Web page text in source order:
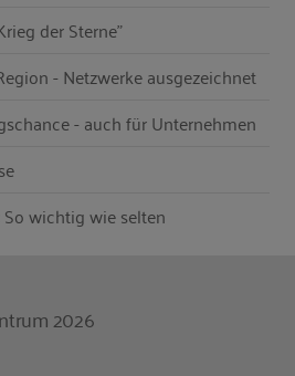
der Sterne"
- Netzwerke ausgezeichnet
- auch für Unternehmen
wichtig wie selten
2026